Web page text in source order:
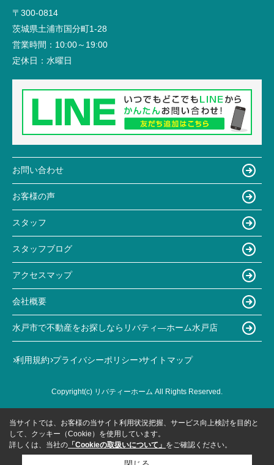
〒300-0814
茨城県土浦市国分町1-28
営業時間： 10:00～19:00
定休日： 水曜日
お問い合わせ
お客様の声
スタッフ
スタッフブログ
アクセスマップ
会社概要
水戸市で不動産をお探しならリバティ―ホーム水戸店
利用規約 プライバシーポリシー サイトマップ
Copyright(c) リバティーホーム All Rights Reserved.
当サイトでは、お客様の当サイト利用状況把握、サービス向上検討を目的と
して、クッキー（Cookie）を使用しています。
詳しくは、当社の 「Cookieの取扱いについて」 をご確認ください。